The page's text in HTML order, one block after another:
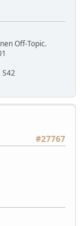
Off-Topic.
S42
#27767